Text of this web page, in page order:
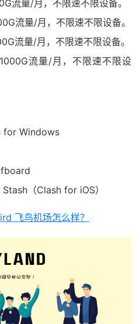
流量/月，不限速不限设备。
流量/月，不限速不限设备。
流量/月，不限速不限设备。
流量/月，不限速不限设
for Windows
（Clash for iOS）
飞鸟机场怎么样？